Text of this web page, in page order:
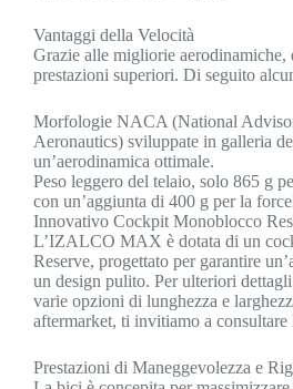
Vantaggi della Velocità
Grazie alle migliorie aerodinamiche,
prestazioni superiori. Di seguito
Morfologie NACA (National
Aeronautics) sviluppate in galleria
un’aerodinamica ottimale.
Peso leggero del telaio, solo 865 g
con un’aggiunta di 400 g per la
Innovativo Cockpit Monoblocco
L’IZALCO MAX è dotata di un
Reserve, progettato per garantire
un design pulito. Per ulteriori
varie opzioni di lunghezza e
aftermarket, ti invitiamo a
Prestazioni di Maneggevolezza e